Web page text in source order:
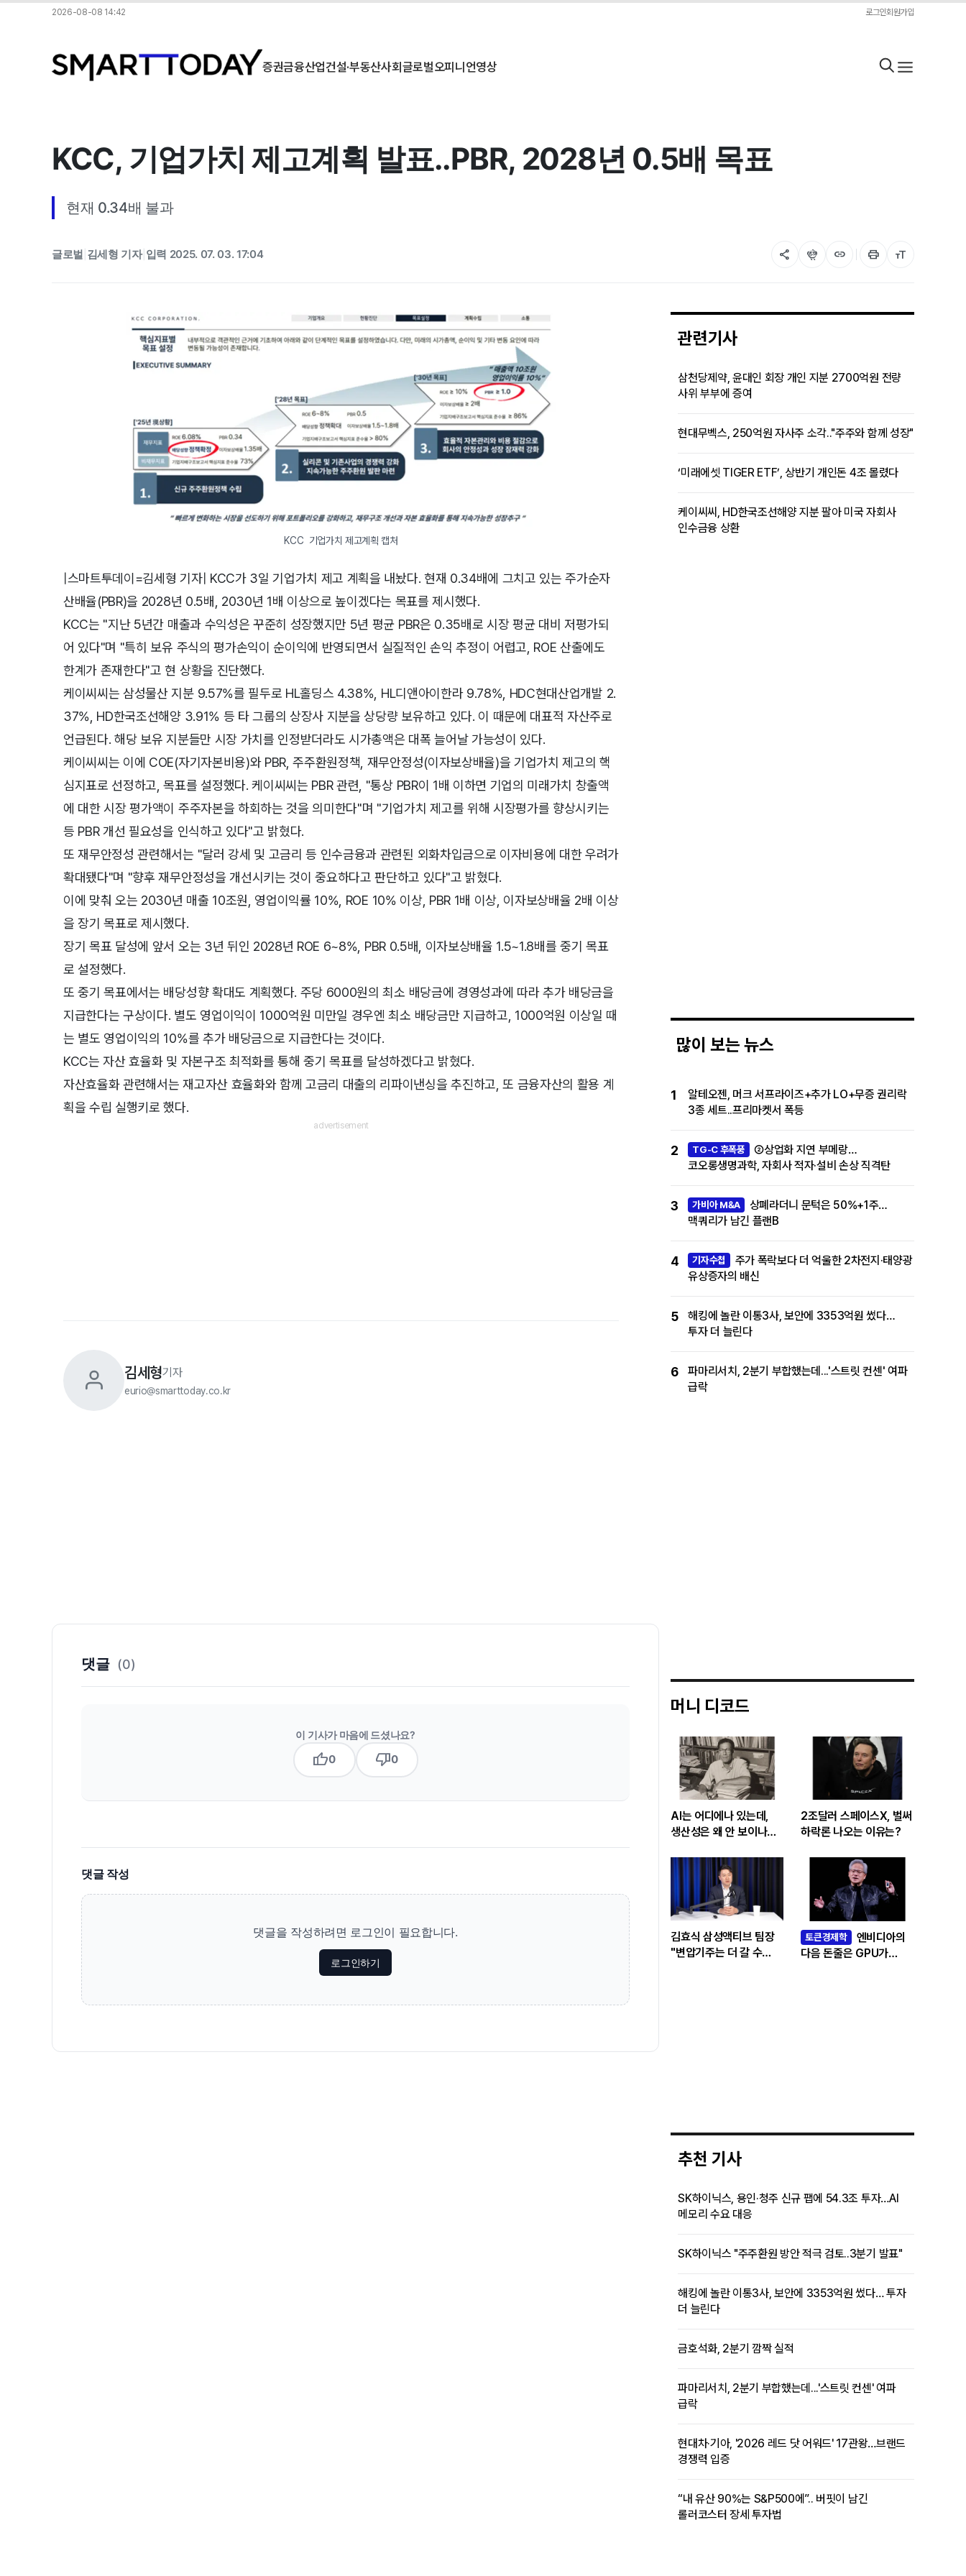
2026-08-08 14:42 로그인회원가입
증권금융산업건설·부동산사회글로벌오피니언영상
KCC, 기업가치 제고계획 발표..PBR, 2028년 0.5배 목표
현재 0.34배 불과
글로벌 김세형 기자| 입력 2025. 07. 03. 17:04 share flutter_dash link print format_size
KCC 기업가치 제고계획 캡처
|스마트투데이=김세형 기자| KCC가 3일 기업가치 제고 계획을 내놨다. 현재 0.34배에 그치고 있는 주가순자
산배율(PBR)을 2028년 0.5배, 2030년 1배 이상으로 높이겠다는 목표를 제시했다.
KCC는 "지난 5년간 매출과 수익성은 꾸준히 성장했지만 5년 평균 PBR은 0.35배로 시장 평균 대비 저평가되
어 있다"며 "특히 보유 주식의 평가손익이 순이익에 반영되면서 실질적인 손익 추정이 어렵고, ROE 산출에도
한계가 존재한다"고 현 상황을 진단했다.
케이씨씨는 삼성물산 지분 9.57%를 필두로 HL홀딩스 4.38%, HL디앤아이한라 9.78%, HDC현대산업개발 2.
37%, HD한국조선해양 3.91% 등 타 그룹의 상장사 지분을 상당량 보유하고 있다. 이 때문에 대표적 자산주로
언급된다. 해당 보유 지분들만 시장 가치를 인정받더라도 시가총액은 대폭 늘어날 가능성이 있다.
케이씨씨는 이에 COE(자기자본비용)와 PBR, 주주환원정책, 재무안정성(이자보상배율)을 기업가치 제고의 핵
심지표로 선정하고, 목표를 설정했다. 케이씨씨는 PBR 관련, "통상 PBR이 1배 이하면 기업의 미래가치 창출액
에 대한 시장 평가액이 주주자본을 하회하는 것을 의미한다"며 "기업가치 제고를 위해 시장평가를 향상시키는
등 PBR 개선 필요성을 인식하고 있다"고 밝혔다.
또 재무안정성 관련해서는 "달러 강세 및 고금리 등 인수금융과 관련된 외화차입금으로 이자비용에 대한 우려가
확대됐다"며 "향후 재무안정성을 개선시키는 것이 중요하다고 판단하고 있다"고 밝혔다.
이에 맞춰 오는 2030년 매출 10조원, 영업이익률 10%, ROE 10% 이상, PBR 1배 이상, 이자보상배율 2배 이상
을 장기 목표로 제시했다.
장기 목표 달성에 앞서 오는 3년 뒤인 2028년 ROE 6~8%, PBR 0.5배, 이자보상배율 1.5~1.8배를 중기 목표
로 설정했다.
또 중기 목표에서는 배당성향 확대도 계획했다. 주당 6000원의 최소 배당금에 경영성과에 따라 추가 배당금을
지급한다는 구상이다. 별도 영업이익이 1000억원 미만일 경우엔 최소 배당금만 지급하고, 1000억원 이상일 때
는 별도 영업이익의 10%를 추가 배당금으로 지급한다는 것이다.
KCC는 자산 효율화 및 자본구조 최적화를 통해 중기 목표를 달성하겠다고 밝혔다.
자산효율화 관련해서는 재고자산 효율화와 함께 고금리 대출의 리파이낸싱을 추진하고, 또 금융자산의 활용 계
획을 수립 실행키로 했다.
김세형기자
eurio@smarttoday.co.kr
관련기사
삼천당제약, 윤대인 회장 개인 지분 2700억원 전량
사위 부부에 증여
현대무벡스, 250억원 자사주 소각.."주주와 함께 성장"
‘미래에셋 TIGER ETF’, 상반기 개인돈 4조 몰렸다
케이씨씨, HD한국조선해양 지분 팔아 미국 자회사
인수금융 상환
많이 보는 뉴스
1
알테오젠, 머크 서프라이즈+추가 LO+무증 권리락
3종 세트..프리마켓서 폭등
2 TG-C 후폭풍
②상업화 지연 부메랑…
코오롱생명과학, 자회사 적자·설비 손상 직격탄
3 가비아 M&A
상폐라더니 문턱은 50%+1주…
맥쿼리가 남긴 플랜B
4 기자수첩
주가 폭락보다 더 억울한 2차전지·태양광
유상증자의 배신
5
해킹에 놀란 이통3사, 보안에 3353억원 썼다…
투자 더 늘린다
6
파마리서치, 2분기 부합했는데...'스트릿 컨센' 여파
급락
머니 디코드
AI는 어디에나 있는데,
생산성은 왜 안 보이나…
‘솔로우 패러독스’
2조달러 스페이스X, 벌써
하락론 나오는 이유는?
김효식 삼성액티브 팀장
"변압기주는 더 갈 수
토큰경제학
엔비디아의
다음 돈줄은 GPU가
댓글 (0)
이 기사가 마음에 드셨나요?
thumb_up0 thumb_down0
댓글 작성
댓글을 작성하려면 로그인이 필요합니다.
로그인하기
추천 기사
SK하이닉스, 용인·청주 신규 팹에 54.3조 투자…AI
메모리 수요 대응
SK하이닉스 "주주환원 방안 적극 검토..3분기 발표"
해킹에 놀란 이통3사, 보안에 3353억원 썼다… 투자
더 늘린다
금호석화, 2분기 깜짝 실적
파마리서치, 2분기 부합했는데...'스트릿 컨센' 여파
급락
현대차·기아, '2026 레드 닷 어워드' 17관왕…브랜드
경쟁력 입증
“내 유산 90%는 S&P500에”.. 버핏이 남긴
롤러코스터 장세 투자법